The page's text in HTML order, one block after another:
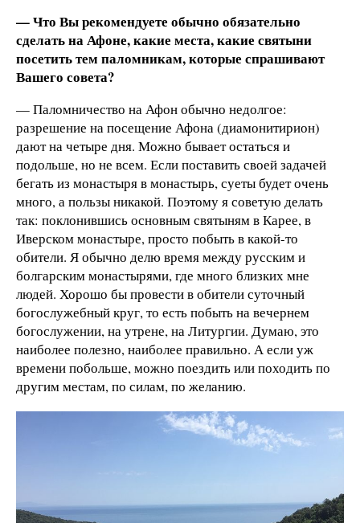
— Что Вы рекомендуете обычно обязательно
сделать на Афоне, какие места, какие святыни
посетить тем паломникам, которые спрашивают
Вашего совета?
— Паломничество на Афон обычно недолгое:
разрешение на посещение Афона (диамонитирион)
дают на четыре дня. Можно бывает остаться и
подольше, но не всем. Если поставить своей задачей
бегать из монастыря в монастырь, суеты будет очень
много, а пользы никакой. Поэтому я советую делать
так: поклонившись основным святыням в Карее, в
Иверском монастыре, просто побыть в какой-то
обители. Я обычно делю время между русским и
болгарским монастырями, где много близких мне
людей. Хорошо бы провести в обители суточный
богослужебный круг, то есть побыть на вечернем
богослужении, на утрене, на Литургии. Думаю, это
наиболее полезно, наиболее правильно. А если уж
времени побольше, можно поездить или походить по
другим местам, по силам, по желанию.